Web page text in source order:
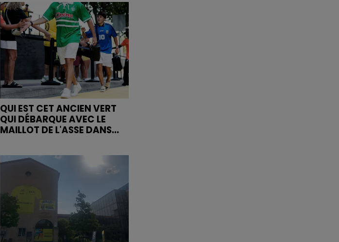
QUI EST CET ANCIEN VERT
QUI DÉBARQUE AVEC LE
MAILLOT DE L'ASSE DANS...